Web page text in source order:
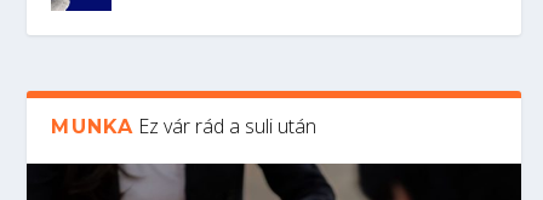
MUNKA Ez vár rád a suli után